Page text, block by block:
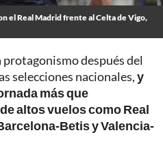
el Real Madrid frente al Celta de Vigo,
protagonismo después del
selecciones nacionales,y
más que
altos vuelos como Real
Betis y Valencia-